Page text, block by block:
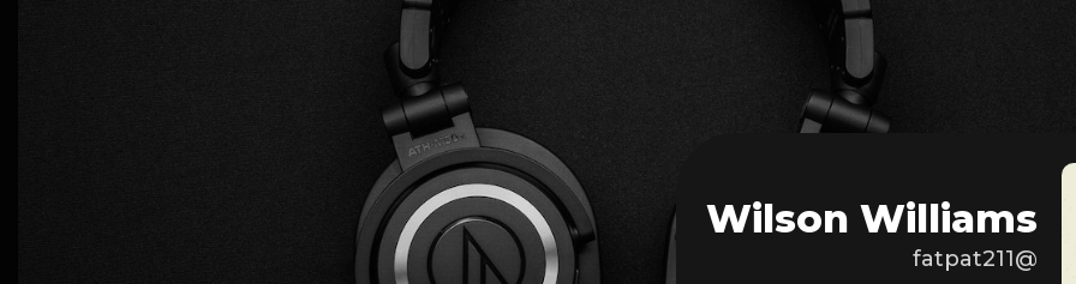
Wilson Williams
@fatpat211